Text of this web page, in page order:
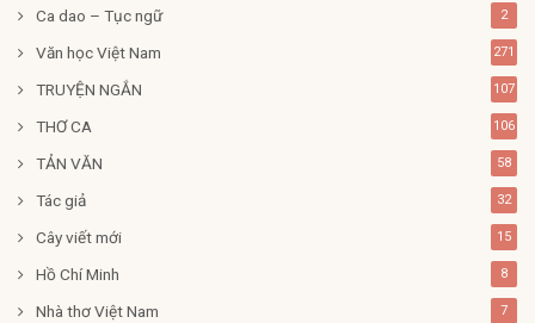
Ca dao – Tục ngữ 2
Văn học Việt Nam 271
TRUYỆN NGẮN 107
THƠ CA 106
TẢN VĂN 58
Tác giả 32
Cây viết mới 15
Hồ Chí Minh 8
Nhà thơ Việt Nam 7